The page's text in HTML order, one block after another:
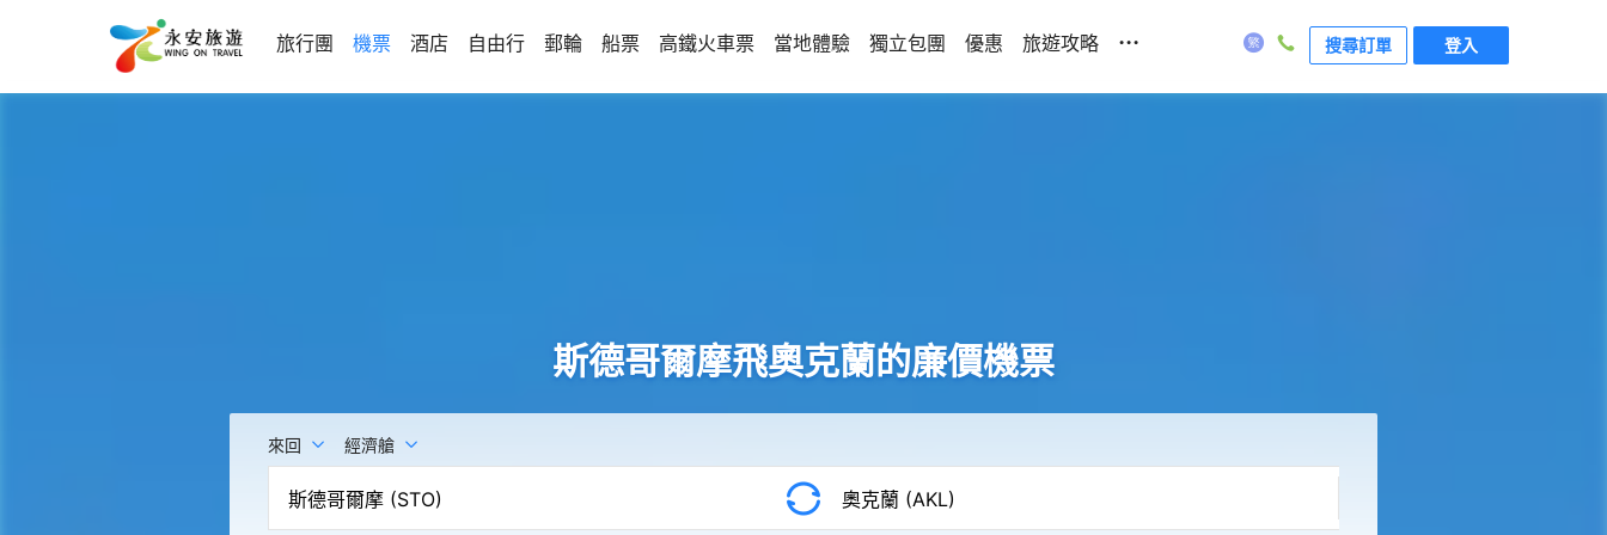
旅行團 機票 酒店 自由行 郵輪 船票 高鐵火車票 當地體驗 獨立包團 優惠 旅遊攻略 ... 搜尋訂單 登入
斯德哥爾摩飛奧克蘭的廉價機票
來回 經濟艙